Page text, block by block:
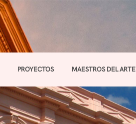
PROYECTOS MAESTROS DEL ARTE